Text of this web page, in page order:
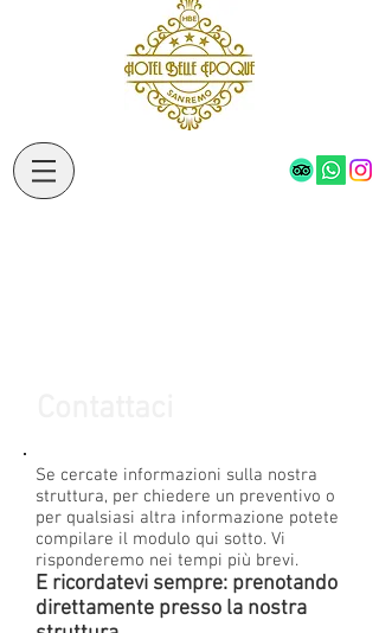
Se cercate informazioni sulla nostra
struttura, per chiedere un preventivo o
per qualsiasi altra informazione potete
compilare il modulo qui sotto. Vi
risponderemo nei tempi più brevi.
E ricordatevi sempre: prenotando
direttamente presso la nostra